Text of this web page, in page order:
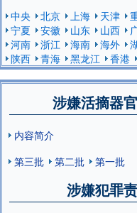
中央 北京 上海 天津
宁夏
安徽 山东 山西
河南
浙江 海南 海外
陕西
青海 黑龙江 香港
涉嫌活摘器
内容简介
第三批
第二批 第一批
涉嫌犯罪